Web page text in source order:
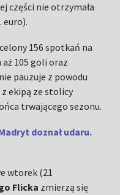
części nie otrzymała
euro).
156 spotkań na
105 goli oraz
pauzuje z powodu
ekipą ze stolicy
trwającego sezonu.
doznał udaru.
wtorek (21
Flicka zmierzą się